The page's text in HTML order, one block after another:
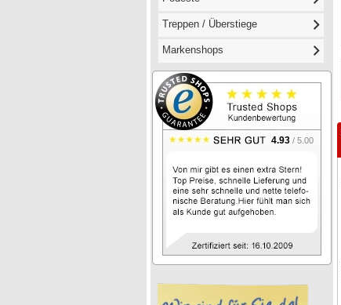
Treppen / Überstiege
Markenshops
4.93 / 5.00